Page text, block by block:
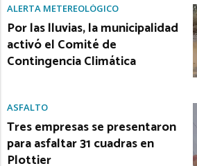
ALERTA METEREOLÓGICO
Por las lluvias, la municipalidad
activó el Comité de
Contingencia Climática
ASFALTO
Tres empresas se presentaron
para asfaltar 31 cuadras en
Plottier